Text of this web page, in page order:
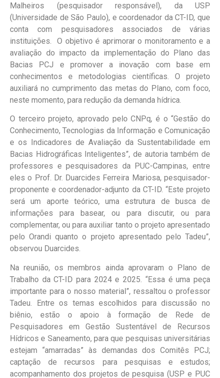
Malheiros (pesquisador responsável), da USP
(Universidade de São Paulo), e coordenador da CT-ID, que
conta com pesquisadores associados de várias
instituições. O objetivo é aprimorar o monitoramento e a
avaliação do impacto da implementação do Plano das
Bacias PCJ e promover a inovação com base em
conhecimentos e metodologias científicas. O projeto
auxiliará no cumprimento das metas do Plano, com foco,
neste momento, para redução da demanda hídrica.
O terceiro projeto, aprovado pelo CNPq, é o “Gestão do
Conhecimento, Tecnologias da Informação e Comunicação
e os Indicadores de Avaliação da Sustentabilidade em
Bacias Hidrográficas Inteligentes”, de autoria também de
professores e pesquisadores da PUC-Campinas, entre
eles o Prof. Dr. Duarcides Ferreira Mariosa, pesquisador-
proponente e coordenador-adjunto da CT-ID. “Este projeto
será um aporte teórico, uma estrutura de busca de
informações para basear, ou para discutir, ou para
complementar, ou para auxiliar tanto o projeto apresentado
pelo Orandi quanto o projeto apresentado pelo Tadeu”,
observou Duarcides.
Na reunião, os membros ainda aprovaram o Plano de
Trabalho da CT-ID para 2024 e 2025. “Essa é uma peça
importante para o nosso material”, ressaltou o professor
Tadeu. Entre os temas escolhidos para discussão no
biênio, estão o apoio à formação de Rede de
Pesquisadores em Gestão Sustentável de Recursos
Hídricos e Saneamento, para que pesquisas universitárias
estejam “amarradas” às demandas dos Comitês PCJ;
captação de recursos para pesquisas e estudos;
acompanhamento dos projetos de pesquisa (USP e PUC